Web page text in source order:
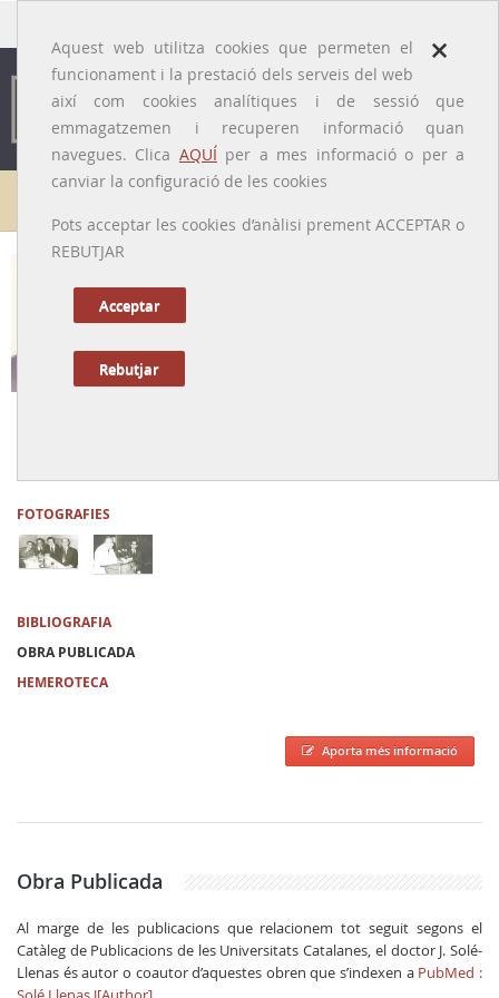
×
Aquest web utilitza cookies que permeten el
funcionament i la prestació dels serveis del web
així com cookies analítiques i de sessió que
emmagatzemen i recuperen informació quan
navegues. Clica AQUÍper a mes informació o per a
canviar la configuració de les cookies
Pots acceptar les cookies d’anàlisi prement ACCEPTAR o
REBUTJAR
Acceptar
Rebutjar
Galeria de metges
FOTOGRAFIES
BIBLIOGRAFIA
OBRA PUBLICADA
HEMEROTECA
Aporta més informació
Obra Publicada
Al marge de les publicacions que relacionem tot seguit segons el
Catàleg de Publicacions de les Universitats Catalanes, el doctor J. Solé-
Llenas és autor o coautor d’aquestes obren que s’indexen a PubMed :